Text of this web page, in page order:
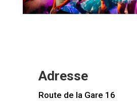
Adresse
Route de la Gare 16